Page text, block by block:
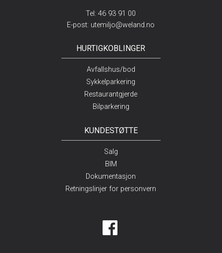
Tel: 46 93 91 00
E-post: utemiljo@weland.no
HURTIGKOBLINGER
Avfallshus/bod
Sykkelparkering
Restaurantgjerde
Bilparkering
KUNDESTØTTE
Salg
BIM
Dokumentasjon
Retningslinjer for personvern